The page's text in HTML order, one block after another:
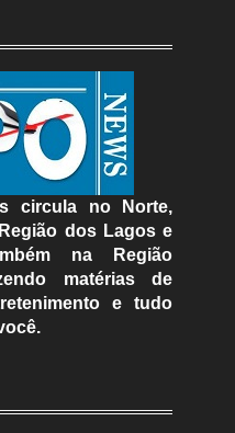
circula no Norte,
dos Lagos e
na Região
matérias de
e tudo